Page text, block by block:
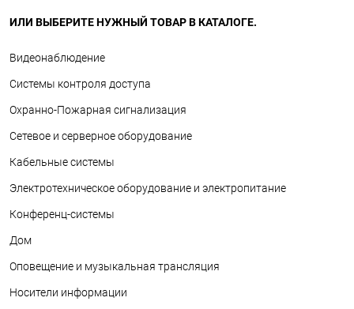
ИЛИ ВЫБЕРИТЕ НУЖНЫЙ ТОВАР В КАТАЛОГЕ.
Видеонаблюдение
Системы контроля доступа
Охранно-Пожарная сигнализация
Сетевое и серверное оборудование
Кабельные системы
Электротехническое оборудование и электропитание
Конференц-системы
Дом
Оповещение и музыкальная трансляция
Носители информации